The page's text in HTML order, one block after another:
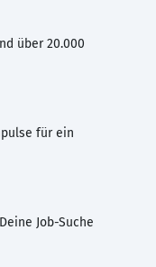
über 20.000
für ein
Job-Suche